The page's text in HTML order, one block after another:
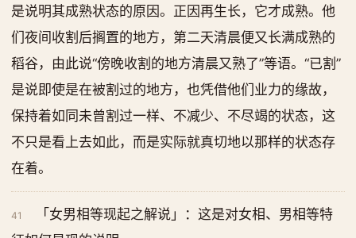
是说明其成熟状态的原因。正因再生长，它才成熟。他
们夜间收割后搁置的地方，第二天清晨便又长满成熟的
稻谷，由此说“傍晚收割的地方清晨又熟了”等语。“已割”
是说即使是在被割过的地方，也凭借他们业力的缘故，
保持着如同未曾割过一样、不减少、不尽竭的状态，这
不只是看上去如此，而是实际就真切地以那样的状态存
在着。
41
「女男相等现起之解说」：这是对女相、男相等特